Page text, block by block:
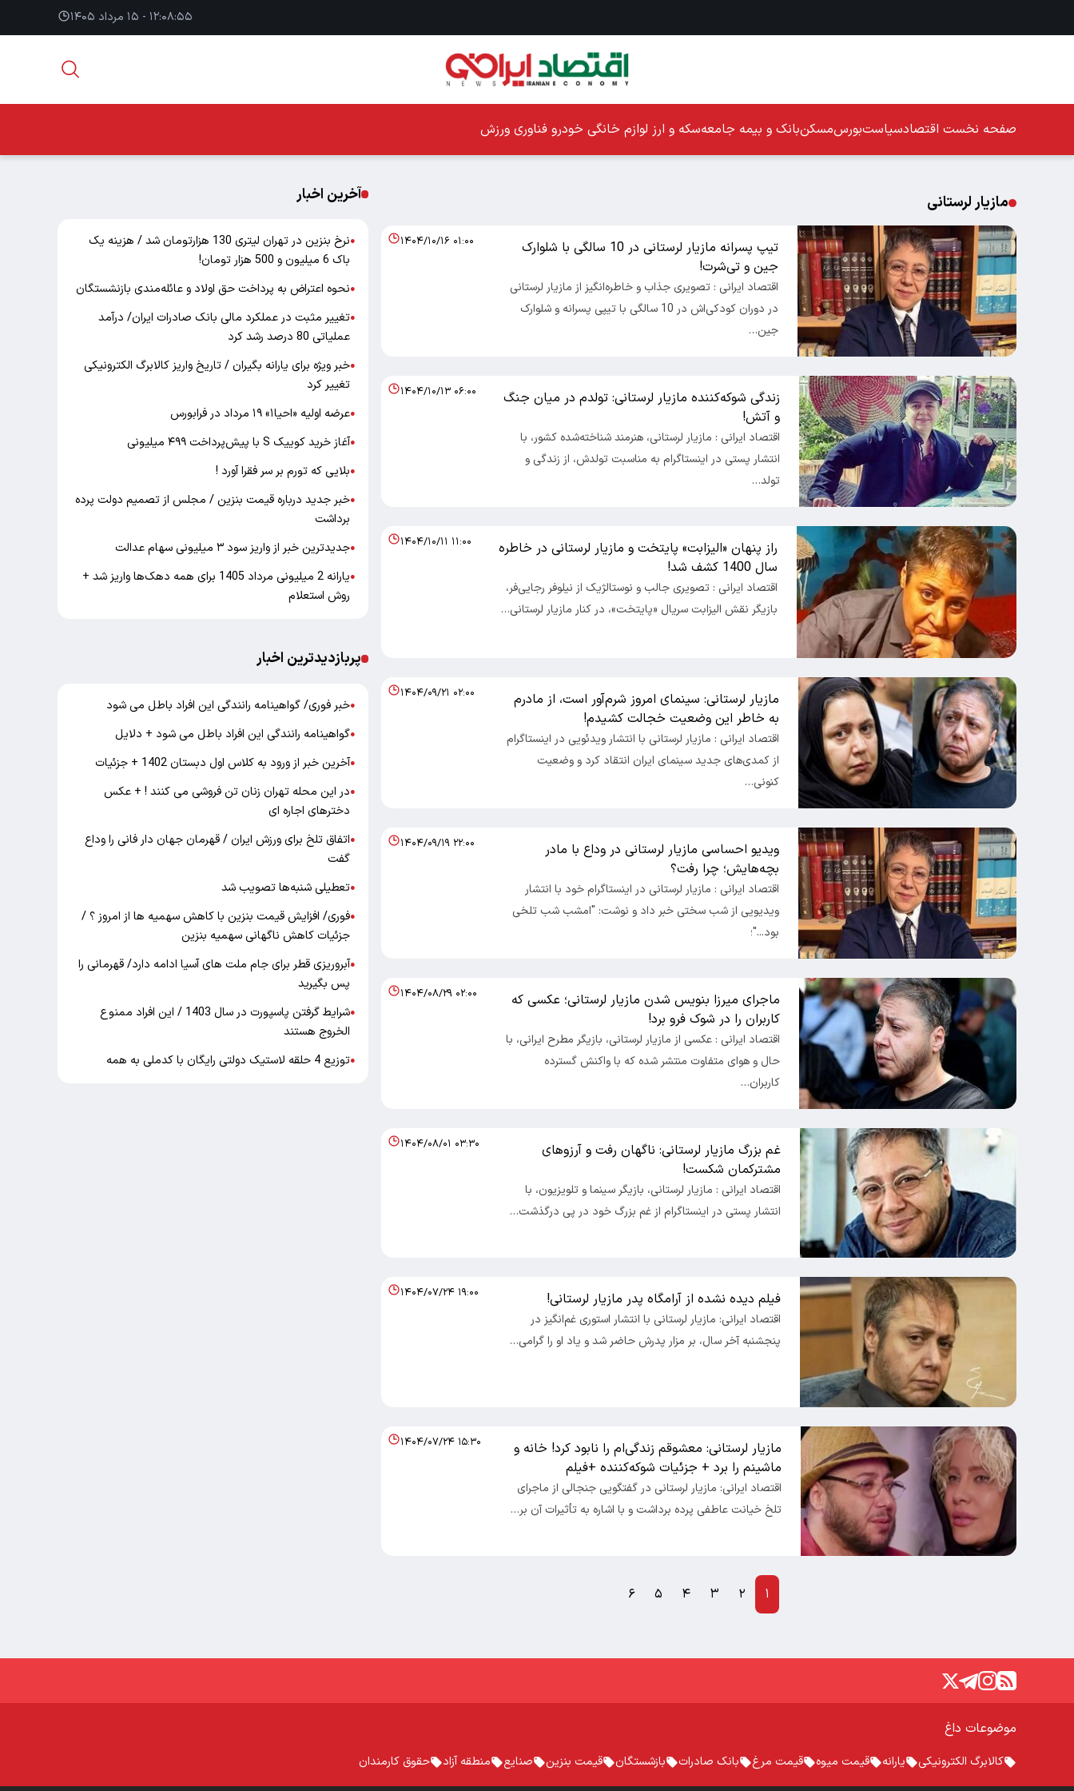
۱۲:۰۸:۵۶ - ۱۵ مرداد ۱۴۰۵
صفحه نخست اقتصادسیاستبورسمسکنبانک و بیمه جامعهسکه و ارز لوازم خانگی خودرو فناوری ورزش
مازیار لرستانی
تیپ پسرانه مازیار لرستانی در 10 سالگی با شلوارک
جین و تی‌شرت!
اقتصاد ایرانی : تصویری جذاب و خاطره‌انگیز از مازیار لرستانی
در دوران کودکی‌اش در 10 سالگی با تیپی پسرانه و شلوارک
جین…
۱۴۰۴/۱۰/۱۶ ۰۱:۰۰
زندگی شوکه‌کننده مازیار لرستانی: تولدم در میان جنگ
و آتش!
اقتصاد ایرانی : مازیار لرستانی، هنرمند شناخته‌شده کشور، با
انتشار پستی در اینستاگرام به مناسبت تولدش، از زندگی و
تولد…
۱۴۰۴/۱۰/۱۳ ۰۶:۰۰
راز پنهان «الیزابت» پایتخت و مازیار لرستانی در خاطره
سال 1400 کشف شد!
اقتصاد ایرانی : تصویری جالب و نوستالژیک از نیلوفر رجایی‌فر،
بازیگر نقش الیزابت سریال «پایتخت»، در کنار مازیار لرستانی…
۱۴۰۴/۱۰/۱۱ ۱۱:۰۰
مازیار لرستانی: سینمای امروز شرم‌آور است، از مادرم
به خاطر این وضعیت خجالت کشیدم!
اقتصاد ایرانی : مازیار لرستانی با انتشار ویدئویی در اینستاگرام
از کمدی‌های جدید سینمای ایران انتقاد کرد و وضعیت
کنونی…
۱۴۰۴/۰۹/۲۱ ۰۲:۰۰
ویدیو احساسی مازیار لرستانی در وداع با مادر
بچه‌هایش؛ چرا رفت؟
اقتصاد ایرانی : مازیار لرستانی در اینستاگرام خود با انتشار
ویدیویی از شب سختی خبر داد و نوشت: "امشب شب تلخی
بود..."؛
۱۴۰۴/۰۹/۱۹ ۲۲:۰۰
ماجرای میرزا بنویس شدن مازیار لرستانی؛ عکسی که
کاربران را در شوک فرو برد!
اقتصاد ایرانی : عکسی از مازیار لرستانی، بازیگر مطرح ایرانی، با
حال و هوای متفاوت منتشر شده که با واکنش گسترده
کاربران…
۱۴۰۴/۰۸/۲۹ ۰۲:۰۰
غم بزرگ مازیار لرستانی: ناگهان رفت و آرزوهای
مشترکمان شکست!
اقتصاد ایرانی : مازیار لرستانی، بازیگر سینما و تلویزیون، با
انتشار پستی در اینستاگرام از غم بزرگ خود در پی درگذشت…
۱۴۰۴/۰۸/۰۱ ۰۳:۳۰
فیلم دیده نشده از آرامگاه پدر مازیار لرستانی!
اقتصاد ایرانی: مازیار لرستانی با انتشار استوری غم‌انگیز در
پنجشنبه آخر سال، بر مزار پدرش حاضر شد و یاد او را گرامی…
۱۴۰۴/۰۷/۲۴ ۱۹:۰۰
مازیار لرستانی: معشوقم زندگی‌ام را نابود کرد! خانه و
ماشینم را برد + جزئیات شوکه‌کننده +فیلم
اقتصاد ایرانی: مازیار لرستانی در گفتگویی جنجالی از ماجرای
تلخ خیانت عاطفی پرده برداشت و با اشاره به تأثیرات آن بر…
۱۴۰۴/۰۷/۲۴ ۱۵:۳۰
۱ ۲ ۳ ۴ ۵ ۶
آخرین اخبار
●
نرخ بنزین در تهران لیتری 130 هزارتومان شد / هزینه یک
باک 6 میلیون و 500 هزار تومان!
●نحوه اعتراض به پرداخت حق اولاد و عائله‌مندی بازنشستگان
●تغییر مثبت در عملکرد مالی بانک صادرات ایران/ درآمد
عملیاتی 80 درصد رشد کرد
●خبر ویژه برای یارانه بگیران / تاریخ واریز کالابرگ الکترونیکی
تغییر کرد
●عرضه اولیه «احیا۱» ۱۹ مرداد در فرابورس
●آغاز خرید کوییک S با پیش‌پرداخت ۴۹۹ میلیونی
●بلایی که تورم بر سر فقرا آورد !
●خبر جدید درباره قیمت بنزین / مجلس از تصمیم دولت پرده
برداشت
●جدیدترین خبر از واریز سود ۳ میلیونی سهام عدالت
●
یارانه 2 میلیونی مرداد 1405 برای همه دهک‌ها واریز شد +
روش استعلام
پربازدیدترین اخبار
●خبر فوری/ گواهینامه رانندگی این افراد باطل می شود
●گواهینامه رانندگی این افراد باطل می شود + دلایل
●آخرین خبر از ورود به کلاس اول دبستان 1402 + جزئیات
●در این محله تهران زنان تن فروشی می کنند ! + عکس
دخترهای اجاره ای
●اتفاق تلخ برای ورزش ایران / قهرمان جهان دار فانی را وداع
گفت
●تعطیلی شنبه‌ها تصویب شد
●فوری/ افزایش قیمت بنزین با کاهش سهمیه ها از امروز ؟ /
جزئیات کاهش ناگهانی سهمیه بنزین
●آبروریزی قطر برای جام ملت های آسیا ادامه دارد/ قهرمانی را
پس بگیرید
●
شرایط گرفتن پاسپورت در سال 1403 / این افراد ممنوع
الخروج هستند
●توزیع 4 حلقه لاستیک دولتی رایگان با کدملی به همه
موضوعات داغ
کالابرگ الکترونیکی یارانه قیمت میوه قیمت مرغ بانک صادرات بازشستگان قیمت بنزین صنایع منطقه آزاد حقوق کارمندان